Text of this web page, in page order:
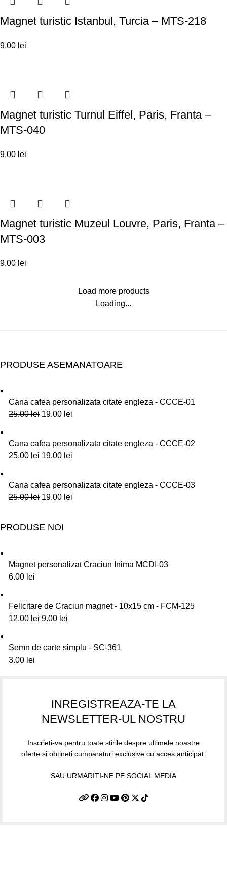
Magnet turistic Istanbul, Turcia – MTS-218
9.00 lei
Magnet turistic Turnul Eiffel, Paris, Franta –
MTS-040
9.00 lei
Magnet turistic Muzeul Louvre, Paris, Franta –
MTS-003
9.00 lei
Load more products
Loading...
PRODUSE ASEMANATOARE
Cana cafea personalizata citate engleza - CCCE-01
25.00lei 19.00 lei
Cana cafea personalizata citate engleza - CCCE-02
25.00lei 19.00 lei
Cana cafea personalizata citate engleza - CCCE-03
25.00lei 19.00 lei
PRODUSE NOI
Magnet personalizat Craciun Inima MCDI-03
6.00 lei
Felicitare de Craciun magnet - 10x15 cm - FCM-125
12.00lei 9.00 lei
Semn de carte simplu - SC-361
3.00 lei
INREGISTREAZA-TE LA
NEWSLETTER-UL NOSTRU
Inscrieti-va pentru toate stirile despre ultimele noastre
oferte si obtineti cumparaturi exclusive cu acces anticipat.
SAU URMARITI-NE PE SOCIAL MEDIA